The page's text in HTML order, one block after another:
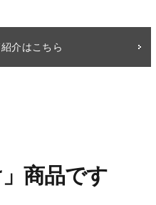
介はこちら
」商品です